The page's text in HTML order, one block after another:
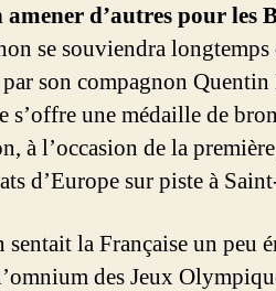
d’autres pour les
se souviendra longtemps
son compagnon
s’offre une médaille de
à l’occasion de la
d’Europe sur piste à
la Française un peu
des Jeux